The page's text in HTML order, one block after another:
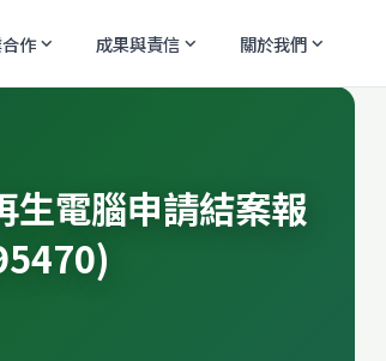
作expand_more 成果與責信expand_more 關於我們expand_more
生電腦申請結案報